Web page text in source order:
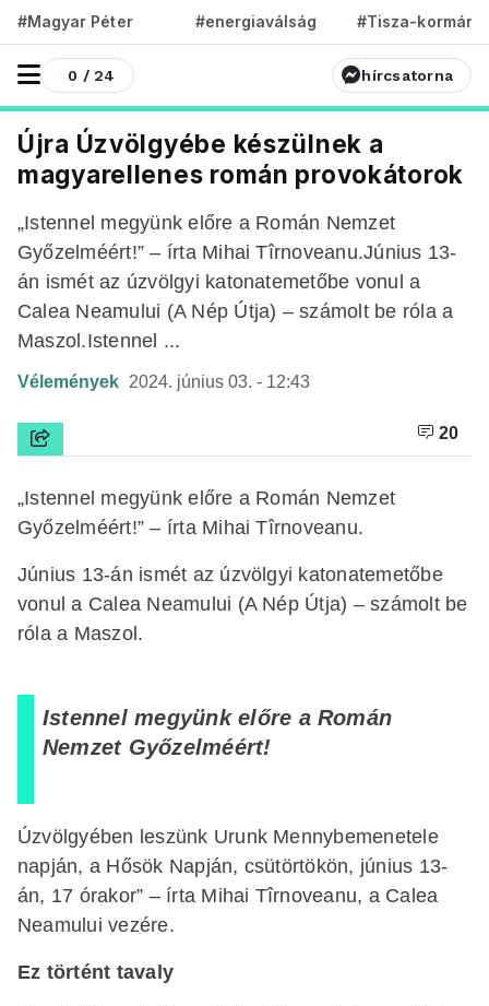
#Magyar Péter #energiaválság #Tisza-kormány
0 / 24 hírcsatorna
Újra Úzvölgyébe készülnek a
magyarellenes román provokátorok
„Istennel megyünk előre a Román Nemzet
Győzelméért!” – írta Mihai Tîrnoveanu.Június 13-
án ismét az úzvölgyi katonatemetőbe vonul a
Calea Neamului (A Nép Útja) – számolt be róla a
Maszol.Istennel ...
Vélemények 2024. június 03. - 12:43
20
„Istennel megyünk előre a Román Nemzet
Győzelméért!” – írta Mihai Tîrnoveanu.
Június 13-án ismét az úzvölgyi katonatemetőbe
vonul a Calea Neamului (A Nép Útja) – számolt be
róla a Maszol.
Istennel megyünk előre a Román
Nemzet Győzelméért!
Úzvölgyében leszünk Urunk Mennybemenetele
napján, a Hősök Napján, csütörtökön, június 13-
án, 17 órakor” – írta Mihai Tîrnoveanu, a Calea
Neamului vezére.
Ez történt tavaly